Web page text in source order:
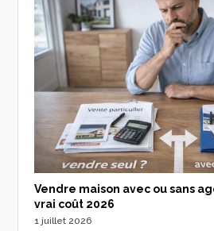
Vendre maison avec ou sans
vrai coût 2026
1 juillet 2026